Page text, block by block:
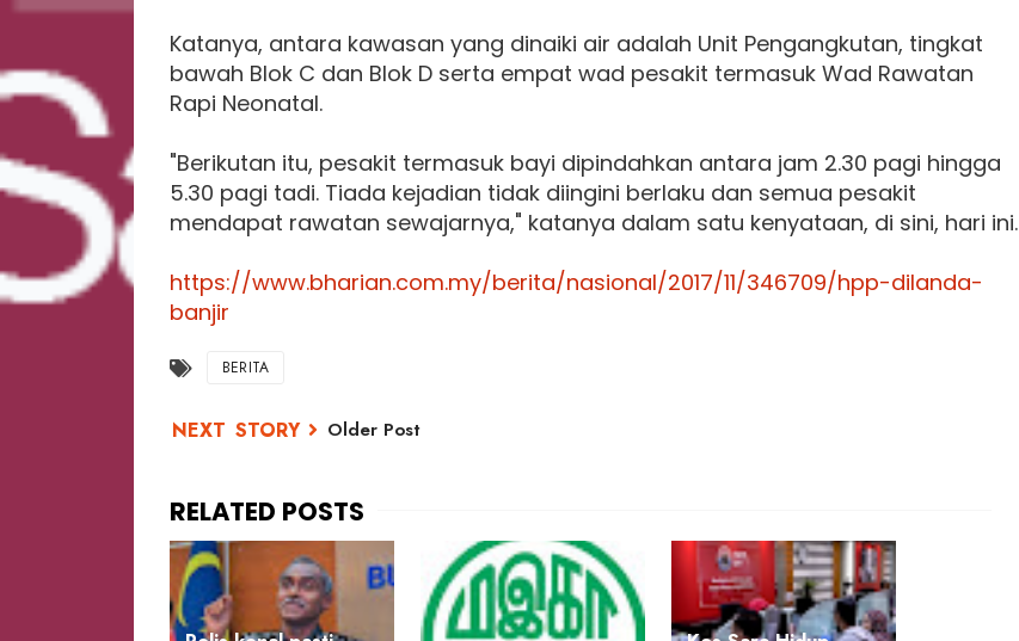
Katanya, antara kawasan yang dinaiki air adalah Unit Pengangkutan, tingkat
bawah Blok C dan Blok D serta empat wad pesakit termasuk Wad Rawatan
Rapi Neonatal.
"Berikutan itu, pesakit termasuk bayi dipindahkan antara jam 2.30 pagi hingga
5.30 pagi tadi. Tiada kejadian tidak diingini berlaku dan semua pesakit
mendapat rawatan sewajarnya," katanya dalam satu kenyataan, di sini, hari ini.
https://www.bharian.com.my/berita/nasional/2017/11/346709/hpp-dilanda-
banjir
BERITA
Older Post